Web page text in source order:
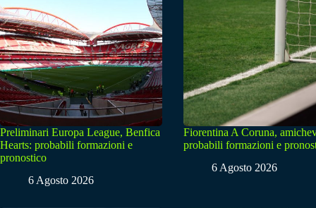
Preliminari Europa League, Benfica
Hearts: probabili formazioni e
pronostico
6 Agosto 2026
Fiorentina A Coruna,
probabili formazioni e
6 Agosto 2026